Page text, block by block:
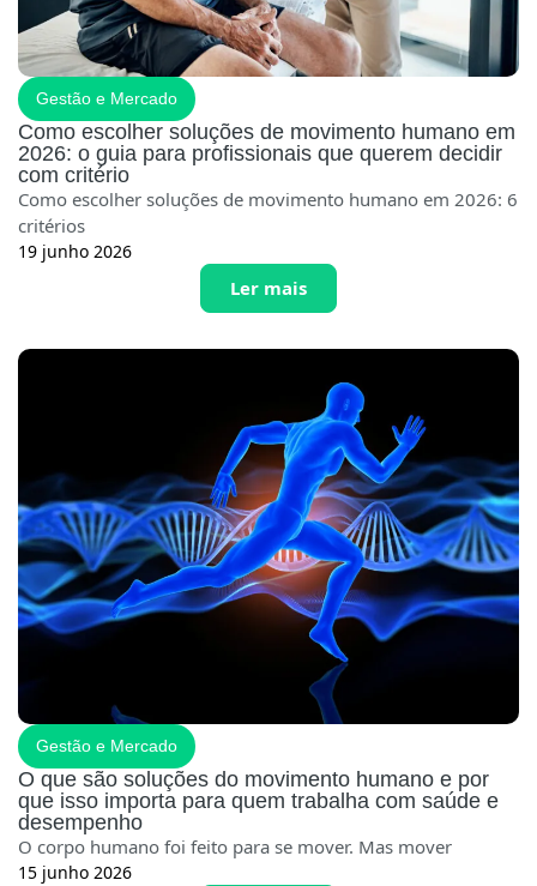
Gestão e Mercado
Como escolher soluções de movimento humano em
2026: o guia para profissionais que querem decidir
com critério
Como escolher soluções de movimento humano em 2026: 6
critérios
19 junho 2026
Ler mais
Gestão e Mercado
O que são soluções do movimento humano e por
que isso importa para quem trabalha com saúde e
desempenho
O corpo humano foi feito para se mover. Mas mover
15 junho 2026